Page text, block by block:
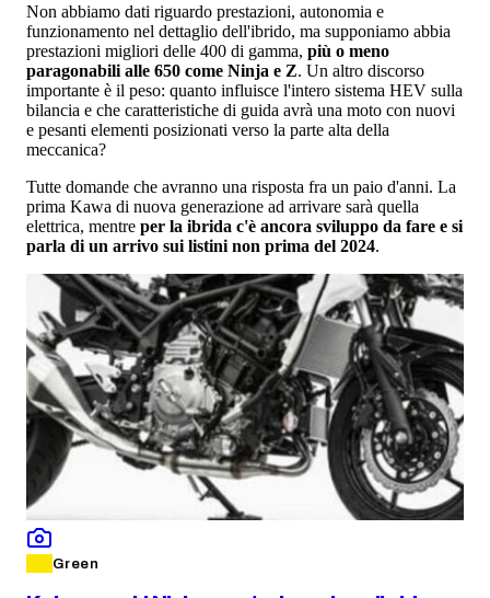
Non abbiamo dati riguardo prestazioni, autonomia e
funzionamento nel dettaglio dell'ibrido, ma supponiamo abbia
prestazioni migliori delle 400 di gamma, più o meno
paragonabili alle 650 come Ninja e Z. Un altro discorso
importante è il peso: quanto influisce l'intero sistema HEV sulla
bilancia e che caratteristiche di guida avrà una moto con nuovi
e pesanti elementi posizionati verso la parte alta della
meccanica?
Tutte domande che avranno una risposta fra un paio d'anni. La
prima Kawa di nuova generazione ad arrivare sarà quella
elettrica, mentre per la ibrida c'è ancora sviluppo da fare e si
parla di un arrivo sui listini non prima del 2024.
Green